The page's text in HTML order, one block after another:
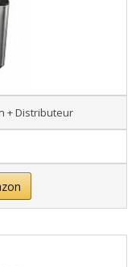
+ Distributeur